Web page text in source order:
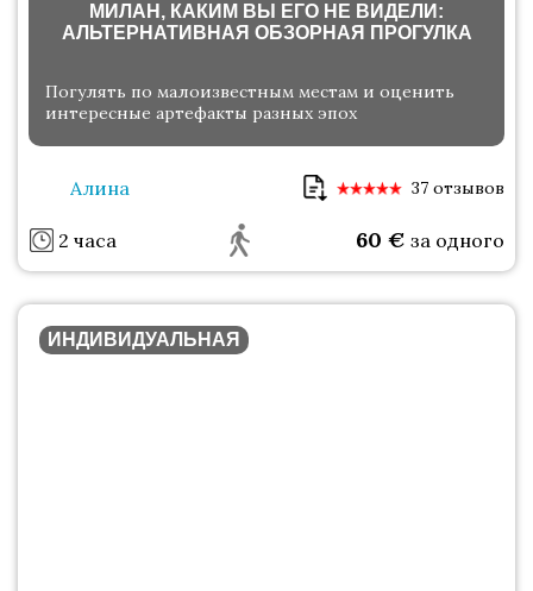
МИЛАН, КАКИМ ВЫ ЕГО НЕ ВИДЕЛИ:
АЛЬТЕРНАТИВНАЯ ОБЗОРНАЯ ПРОГУЛКА
Погулять по малоизвестным местам и оценить
интересные артефакты разных эпох
Алина 37 отзывов
2 часа 60 € за одного
ИНДИВИДУАЛЬНАЯ